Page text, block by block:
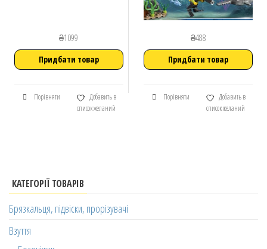
₴1099
Придбати товар
Порівняти
Добавить в
список желаний
₴488
Придбати товар
Порівняти
Добавить в
список желаний
КАТЕГОРІЇ ТОВАРІВ
Брязкальця, підвіски, прорізувачі
Взуття